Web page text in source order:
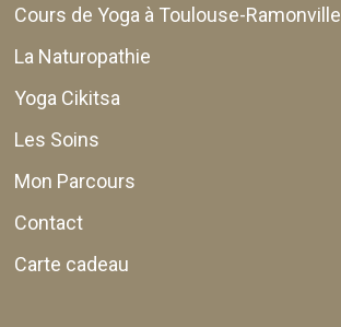
Cours de Yoga à Toulouse-Ramonville
La Naturopathie
Yoga Cikitsa
Les Soins
Mon Parcours
Contact
Carte cadeau